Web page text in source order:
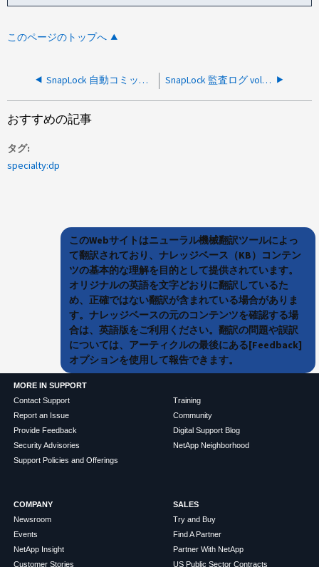
このページのトップへ
SnapLock 自動コミットでは、ファイルがWORM状態にコミットされません SnapLock 監査ログ vol move が失敗し、「 Failed to record audit log entry for the SnapLock volume move operation 」というメッセージが表示される
おすすめの記事
タグ
specialty:dp
このWebサイトはニューラル機械翻訳ツールによっ
て翻訳されており、ナレッジベース（KB）コンテン
ツの基本的な理解を目的として提供されています。
オリジナルの英語を文字どおりに翻訳しているた
め、正確ではない翻訳が含まれている場合がありま
す。ナレッジベースの元のコンテンツを確認する場
合は、英語版をご利用ください。翻訳の問題や誤訳
については、アーティクルの最後にある[Feedback]
オプションを使用して報告できます。
MORE IN SUPPORT
Contact Support
Report an Issue
Provide Feedback
Security Advisories
Support Policies and Offerings
Training
Community
Digital Support Blog
NetApp Neighborhood
COMPANY
Newsroom
Events
NetApp Insight
Customer Stories
SALES
Try and Buy
Find A Partner
Partner With NetApp
US Public Sector Contracts